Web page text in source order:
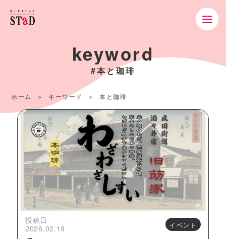
keyword
#本と珈琲
ホーム キーワード 本と珈琲
投稿日
2026.02.19
イベント